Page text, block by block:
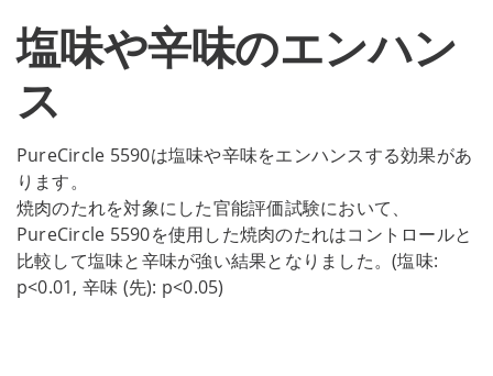
塩味や辛味のエンハン
ス
PureCircle 5590は塩味や辛味をエンハンスする効果があ
ります。
焼肉のたれを対象にした官能評価試験において、
PureCircle 5590を使用した焼肉のたれはコントロールと
比較して塩味と辛味が強い結果となりました。(塩味:
p<0.01, 辛味 (先): p<0.05)